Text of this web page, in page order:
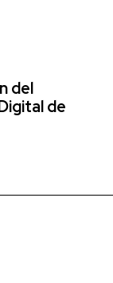
del
de